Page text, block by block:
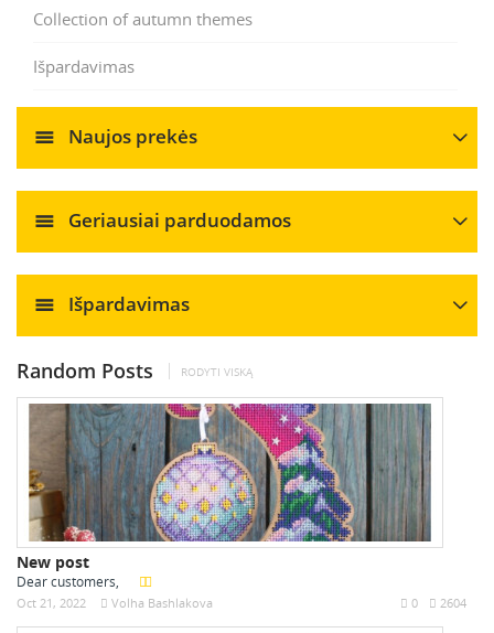
Collection of autumn themes
Išpardavimas
Naujos prekės
Geriausiai parduodamos
Išpardavimas
Random Posts RODYTI VISKĄ
New post
Dear customers,
Oct 21, 2022 Volha Bashlakova 2604
0